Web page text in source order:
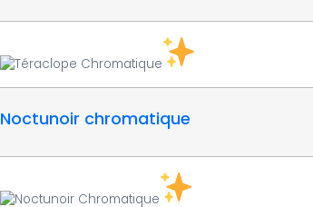
Noctunoir chromatique